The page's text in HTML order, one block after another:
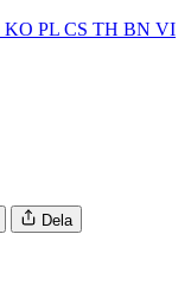
KO PL CS TH BN VI
Dela